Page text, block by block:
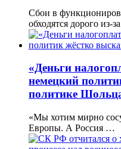
Сбои в
обходятся дорого из-
«Деньги
немецкий
политике
«Мы хотим мирно
Европы. А Россия …